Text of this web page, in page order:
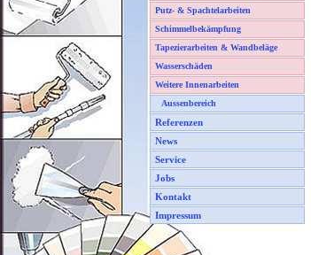
Putz- & Spachtelarbeiten
Schimmelbekämpfung
Tapezierarbeiten & Wandbeläge
Wasserschäden
Weitere Innenarbeiten
Aussenbereich
Referenzen
News
Service
Jobs
Kontakt
Impressum